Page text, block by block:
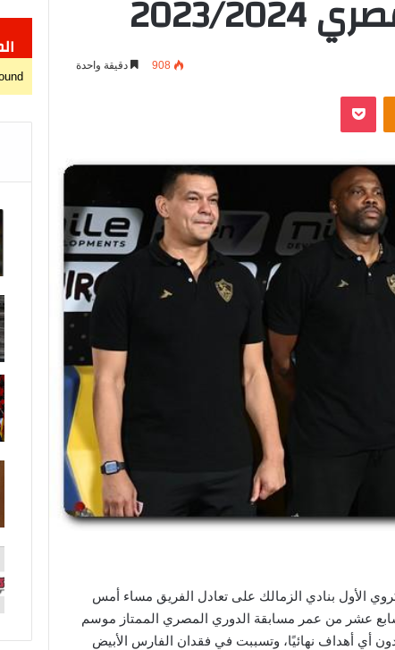
2024
908 دقيقة واحدة
الأول بنادي الزمالك على تعادل الفريق مساء أمس
عشر من عمر مسابقة الدوري المصري الممتاز موسم
بدون أي أهداف نهائيًا، وتسببت في فقدان الفارس الأبيض